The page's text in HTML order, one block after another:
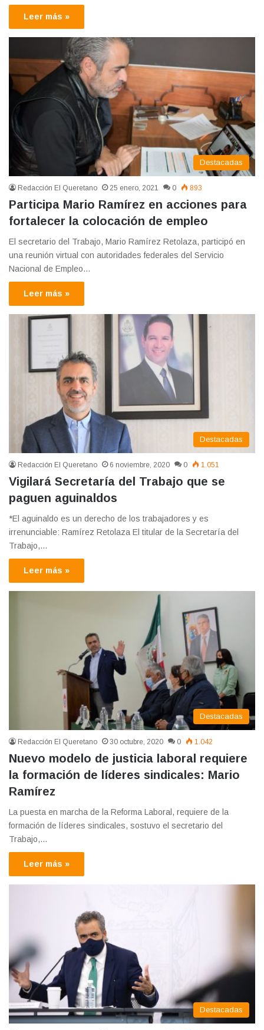
Leer más »
Destacadas
Redacción El Queretano 25 enero, 2021 0 893
Participa Mario Ramírez en acciones para
fortalecer la colocación de empleo
El secretario del Trabajo, Mario Ramírez Retolaza, participó en
una reunión virtual con autoridades federales del Servicio
Nacional de Empleo…
Leer más »
Destacadas
Redacción El Queretano 6 noviembre, 2020 0 1.051
Vigilará Secretaría del Trabajo que se
paguen aguinaldos
*El aguinaldo es un derecho de los trabajadores y es
irrenunciable: Ramírez Retolaza El titular de la Secretaría del
Trabajo,…
Leer más »
Destacadas
Redacción El Queretano 30 octubre, 2020 0 1.042
Nuevo modelo de justicia laboral requiere
la formación de líderes sindicales: Mario
Ramírez
La puesta en marcha de la Reforma Laboral, requiere de la
formación de líderes sindicales, sostuvo el secretario del
Trabajo,…
Leer más »
Destacadas